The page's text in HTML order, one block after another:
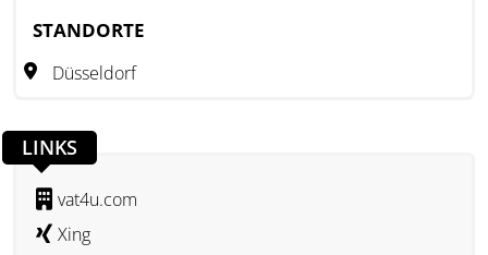
STANDORTE
Düsseldorf
LINKS
vat4u.com
Xing